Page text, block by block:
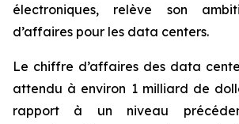
électroniques, relève son
d’affaires pour les data centers.
Le chiffre d’affaires des data
attendu à environ 1 milliard de
rapport à un niveau